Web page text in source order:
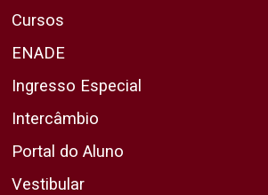
Cursos
ENADE
Ingresso Especial
Intercâmbio
Portal do Aluno
Vestibular